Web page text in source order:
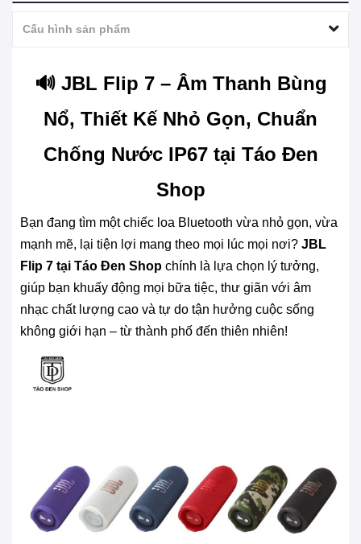
Cấu hình sản phẩm
🔊 JBL Flip 7 – Âm Thanh Bùng
Nổ, Thiết Kế Nhỏ Gọn, Chuẩn
Chống Nước IP67 tại Táo Đen
Shop
Bạn đang tìm một chiếc loa Bluetooth vừa nhỏ gọn, vừa
mạnh mẽ, lại tiện lợi mang theo mọi lúc mọi nơi? JBL
Flip 7 tại Táo Đen Shop chính là lựa chọn lý tưởng,
giúp bạn khuấy động mọi bữa tiệc, thư giãn với âm
nhạc chất lượng cao và tự do tận hưởng cuộc sống
không giới hạn – từ thành phố đến thiên nhiên!